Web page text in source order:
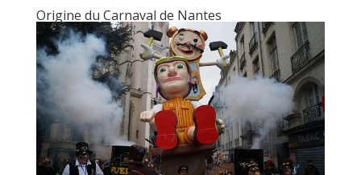
Origine du Carnaval de Nantes